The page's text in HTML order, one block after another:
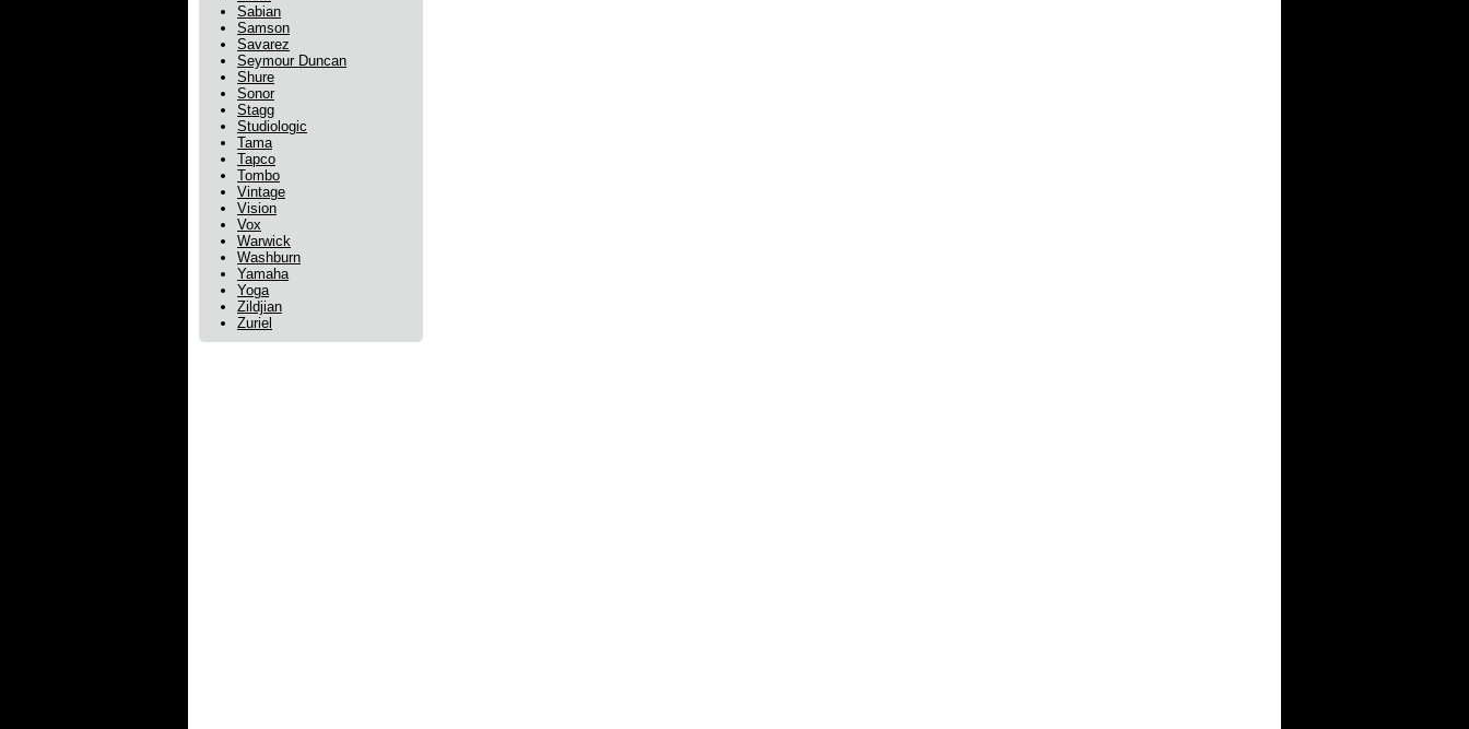
Sabian
Samson
Savarez
Seymour Duncan
Shure
Sonor
Stagg
Studiologic
Tama
Tapco
Tombo
Vintage
Vision
Vox
Warwick
Washburn
Yamaha
Yoga
Zildjian
Zuriel